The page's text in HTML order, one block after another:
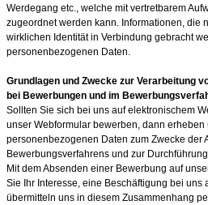
Werdegang etc., welche mit vertretbarem
zugeordnet werden kann. Informationen, die
wirklichen Identität in Verbindung gebracht
personenbezogenen Daten.
Grundlagen und Zwecke zur Verarbeitung
bei Bewerbungen und im
Sollten Sie sich bei uns auf elektronischem
unser Webformular bewerben, dann erheben
personenbezogenen Daten zum Zwecke der
Bewerbungsverfahrens und zur
Mit dem Absenden einer Bewerbung auf
Sie Ihr Interesse, eine Beschäftigung bei uns
übermitteln uns in diesem Zusammenhang